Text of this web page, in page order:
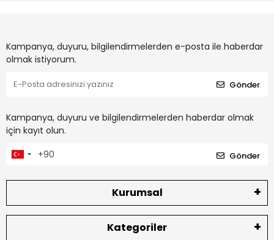
Kampanya, duyuru, bilgilendirmelerden e-posta ile haberdar
olmak istiyorum.
Gönder
Kampanya, duyuru ve bilgilendirmelerden haberdar olmak
için kayıt olun.
Gönder
Kurumsal
Kategoriler